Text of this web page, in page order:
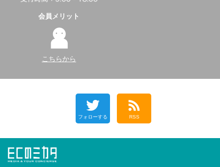
会員メリット
こちらから
フォローする RSS